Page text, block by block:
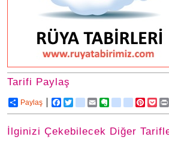
Tarifi Paylaş
Paylaş Facebook
Twitterdelicious
Email Evernotefriendfeed
İlginizi Çekebilecek Diğer